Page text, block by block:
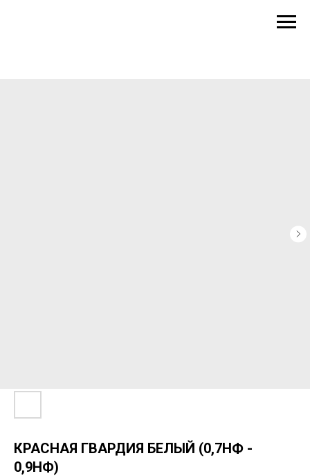
КРАСНАЯ ГВАРДИЯ БЕЛЫЙ (0,7НФ -
0,9НФ)